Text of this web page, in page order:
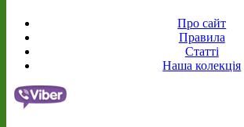
Про сайт
Правила
Статті
Наша колекція